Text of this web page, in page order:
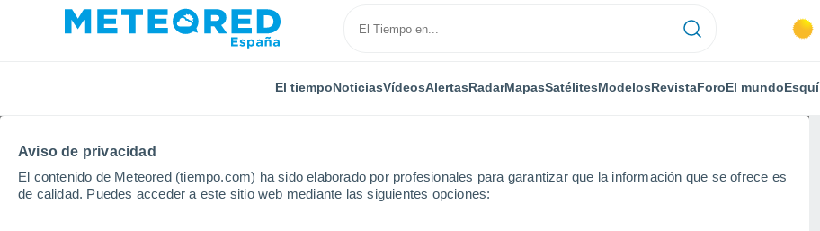
Aviso de privacidad
El contenido de Meteored (tiempo.com) ha sido elaborado por profesionales para garantizar que la información que se ofrece es
de calidad. Puedes acceder a este sitio web mediante las siguientes opciones:
El tiempoNoticiasVídeosAlertasRadarMapasSatélitesModelosRevistaForoEl mundoEsquí